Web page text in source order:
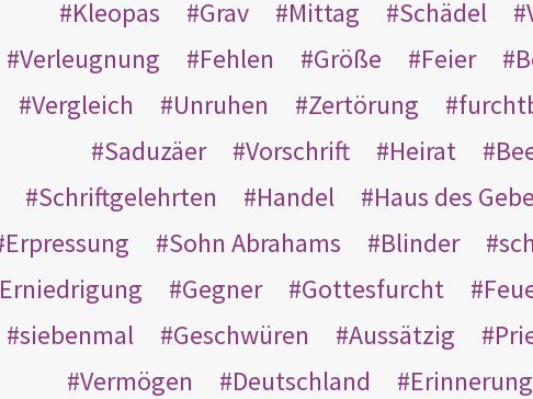
Kleopas
Grav Mittag Schädel
Verleugnung
Fehlen Größe Feier
Vergleich
Unruhen Zertörung
Saduzäer
Vorschrift Heirat
Schriftgelehrten
Handel Haus des
Erpressung
Sohn Abrahams Blinder
Erniedrigung
Gegner Gottesfurcht
siebenmal
Geschwüren Aussätzig
Vermögen
Deutschland Erinnerung